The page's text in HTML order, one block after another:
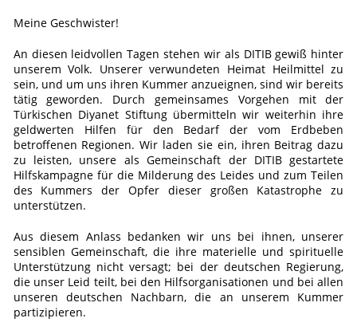
Meine Geschwister!
An diesen leidvollen Tagen stehen wir als DITIB gewiß hinter
unserem Volk. Unserer verwundeten Heimat Heilmittel zu
sein, und um uns ihren Kummer anzueignen, sind wir bereits
tätig geworden. Durch gemeinsames Vorgehen mit der
Türkischen Diyanet Stiftung übermitteln wir weiterhin ihre
geldwerten Hilfen für den Bedarf der vom Erdbeben
betroffenen Regionen. Wir laden sie ein, ihren Beitrag dazu
zu leisten, unsere als Gemeinschaft der DITIB gestartete
Hilfskampagne für die Milderung des Leides und zum Teilen
des Kummers der Opfer dieser großen Katastrophe zu
unterstützen.
Aus diesem Anlass bedanken wir uns bei ihnen, unserer
sensiblen Gemeinschaft, die ihre materielle und spirituelle
Unterstützung nicht versagt; bei der deutschen Regierung,
die unser Leid teilt, bei den Hilfsorganisationen und bei allen
unseren deutschen Nachbarn, die an unserem Kummer
partizipieren.